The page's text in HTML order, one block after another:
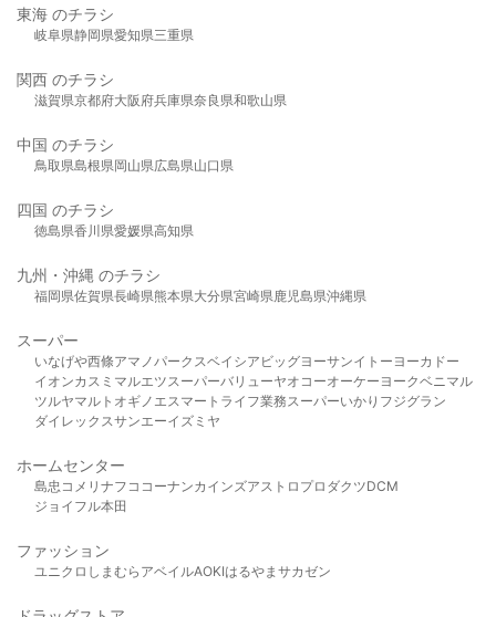
東海 のチラシ
岐阜県静岡県愛知県三重県
関西 のチラシ
滋賀県京都府大阪府兵庫県奈良県和歌山県
中国 のチラシ
鳥取県島根県岡山県広島県山口県
四国 のチラシ
徳島県香川県愛媛県高知県
九州・沖縄 のチラシ
福岡県佐賀県長崎県熊本県大分県宮崎県鹿児島県沖縄県
スーパー
いなげや西條アマノパークスベイシア ビッグヨーサンイトーヨーカドー
イオンカスミ マルエツスーパーバリューヤオコーオーケー ヨークベニマル
ツルヤマルト オギノ エスマート ライフ業務スーパーいかり フジグラン
ダイレックスサンエーイズミヤ
ホームセンター
島忠 コメリ ナフコ コーナンカインズアストロプロダクツDCM
ジョイフル本田
ファッション
ユニクロ しまむら アベイルAOKIはるやま サカゼン